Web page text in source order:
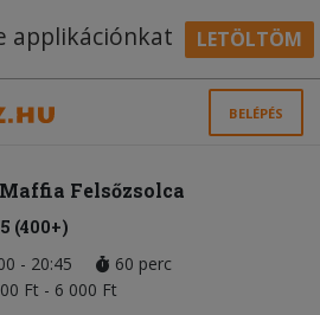
applikációnkat LETÖLTÖM
BELÉPÉS
Felsőzsolca
(400+)
- 20:45
60 perc
Ft - 6 000 Ft